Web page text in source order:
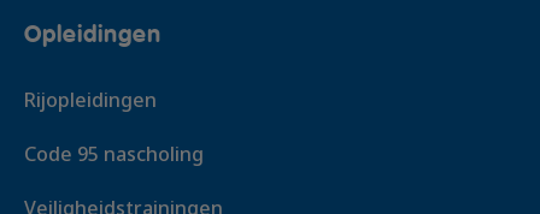
Opleidingen
Rijopleidingen
Code 95 nascholing
Veiligheidstrainingen